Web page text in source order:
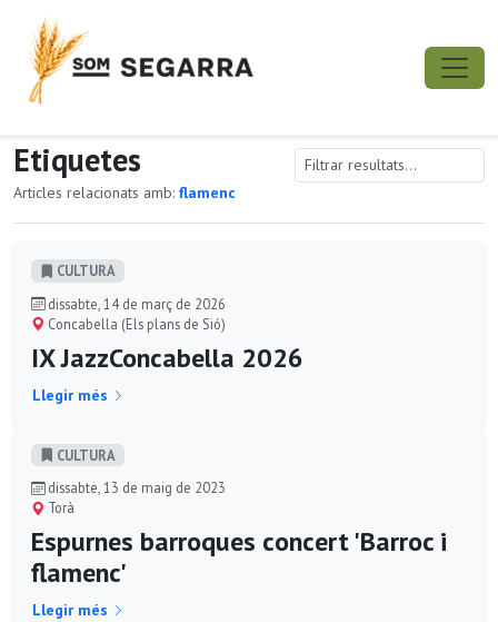
Etiquetes
Articles relacionats amb: flamenc
CULTURA
dissabte, 14 de març de 2026
Concabella (Els plans de Sió)
IX JazzConcabella 2026
Llegir més
CULTURA
dissabte, 13 de maig de 2023
Torà
Espurnes barroques concert 'Barroc i
flamenc'
Llegir més